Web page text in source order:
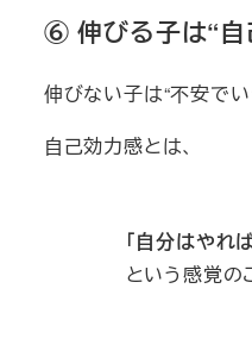
⑥ 伸びる子は“自
伸びない子は“不安でい
自己効力感とは、
「自分はやれ
という感覚の